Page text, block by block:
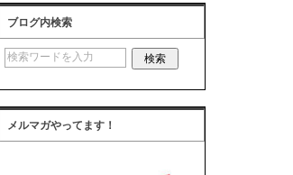
ブログ内検索
メルマガやってます！